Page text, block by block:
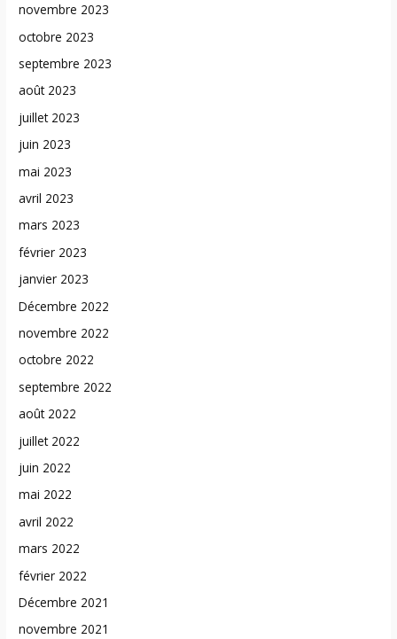
novembre 2023
octobre 2023
septembre 2023
août 2023
juillet 2023
juin 2023
mai 2023
avril 2023
mars 2023
février 2023
janvier 2023
Décembre 2022
novembre 2022
octobre 2022
septembre 2022
août 2022
juillet 2022
juin 2022
mai 2022
avril 2022
mars 2022
février 2022
Décembre 2021
novembre 2021